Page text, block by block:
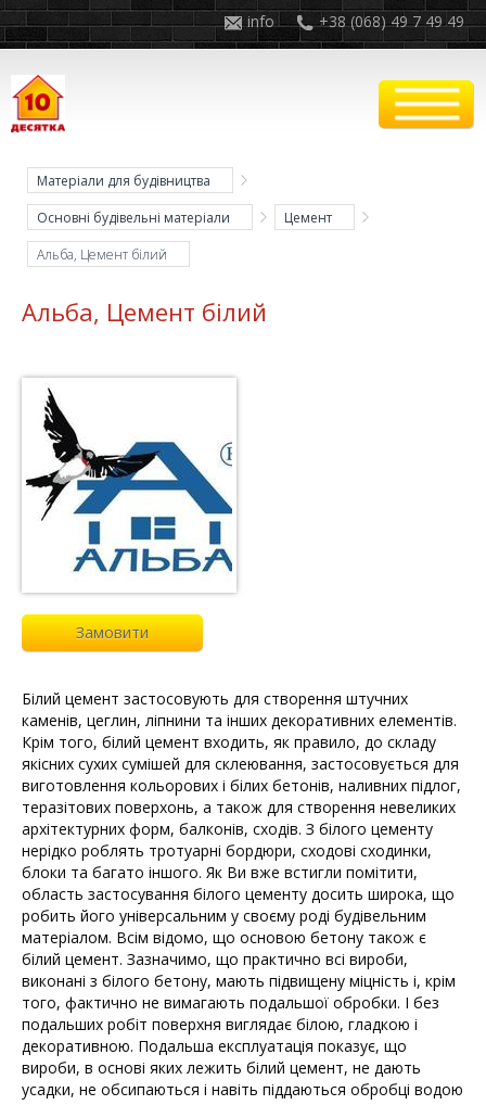
+38 (068) 49 7 49 49
info
Матеріали для будівництва
Основні будівельні матеріали
Цемент
Альба, Цемент білий
Альба, Цемент білий
Замовити
Білий цемент застосовують для створення штучних
каменів, цеглин, ліпнини та інших декоративних елементів.
Крім того, білий цемент входить, як правило, до складу
якісних сухих сумішей для склеювання, застосовується для
виготовлення кольорових і білих бетонів, наливних підлог,
теразітових поверхонь, а також для створення невеликих
архітектурних форм, балконів, сходів. З білого цементу
нерідко роблять тротуарні бордюри, сходові сходинки,
блоки та багато іншого. Як Ви вже встигли помітити,
область застосування білого цементу досить широка, що
робить його універсальним у своєму роді будівельним
матеріалом. Всім відомо, що основою бетону також є
білий цемент. Зазначимо, що практично всі вироби,
виконані з білого бетону, мають підвищену міцність і, крім
того, фактично не вимагають подальшої обробки. І без
подальших робіт поверхня виглядає білою, гладкою і
декоративною. Подальша експлуатація показує, що
вироби, в основі яких лежить білий цемент, не дають
усадки, не обсипаються і навіть піддаються обробці водою